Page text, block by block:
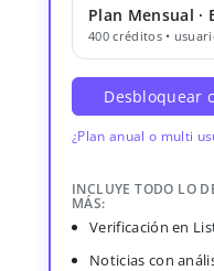
Plan Mensual ·
400 créditos •
Desbloquear
¿Plan anual o multi
INCLUYE TODO LO
MÁS:
Verificación en
Noticias con